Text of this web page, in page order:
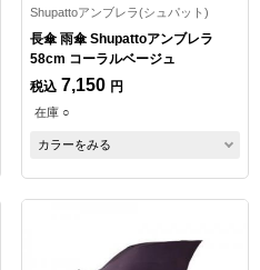
Shupattoアンブレラ(シュパット)
長傘 雨傘 Shupattoアンブレラ
58cm コーラルベージュ
税込 7,150 円
在庫 ○
カラーをみる